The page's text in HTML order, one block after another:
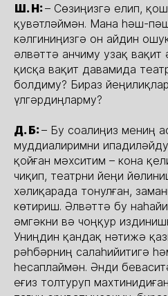
Ш. Н:– Сөзиңизгә елип,
қувәтләймән. Мана һәш-
кәлгиниңизгә он айдин
әлвәттә анчиму узақ
қисқа вақит давамида
болдиму? Бираз
үлгәрдиңларму?
Д. Б:– Бу соалиңиз мениң
муддиалиримни
қойған мәхситим – кона
чиқип, театрни йеңи
хәлиқарада тонулған,
көтириш. Әлвәттә бу
әмгәкни вә чоңқур
Униңдин қандақ нәтижә
рәһбәрниң салаһийитигә
һесаплаймән. Әнди
еғиз толтуруп